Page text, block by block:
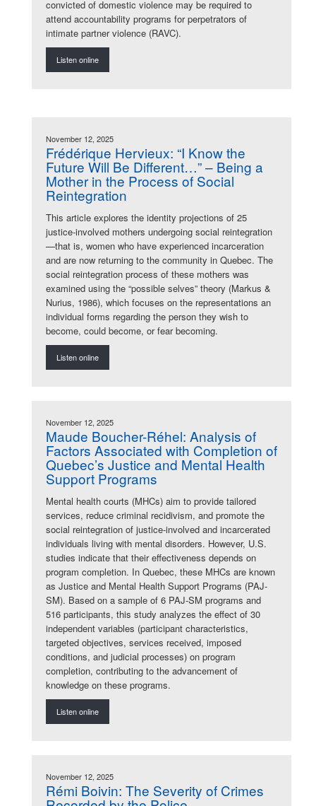
convicted of domestic violence may be required to
attend accountability programs for perpetrators of
intimate partner violence (RAVC).
Listen online
November 12, 2025
Frédérique Hervieux: “I Know the
Future Will Be Different…” – Being a
Mother in the Process of Social
Reintegration
This article explores the identity projections of 25
justice-involved mothers undergoing social reintegration
—that is, women who have experienced incarceration
and are now returning to the community in Quebec. The
social reintegration process of these mothers was
examined using the “possible selves” theory (Markus &
Nurius, 1986), which focuses on the representations an
individual forms regarding the person they wish to
become, could become, or fear becoming.
Listen online
November 12, 2025
Maude Boucher-Réhel: Analysis of
Factors Associated with Completion of
Quebec’s Justice and Mental Health
Support Programs
Mental health courts (MHCs) aim to provide tailored
services, reduce criminal recidivism, and promote the
social reintegration of justice-involved and incarcerated
individuals living with mental disorders. However, U.S.
studies indicate that their effectiveness depends on
program completion. In Quebec, these MHCs are known
as Justice and Mental Health Support Programs (PAJ-
SM). Based on a sample of 6 PAJ-SM programs and
516 participants, this study analyzes the effect of 30
independent variables (participant characteristics,
targeted objectives, services received, imposed
conditions, and judicial processes) on program
completion, contributing to the advancement of
knowledge on these programs.
Listen online
November 12, 2025
Rémi Boivin: The Severity of Crimes